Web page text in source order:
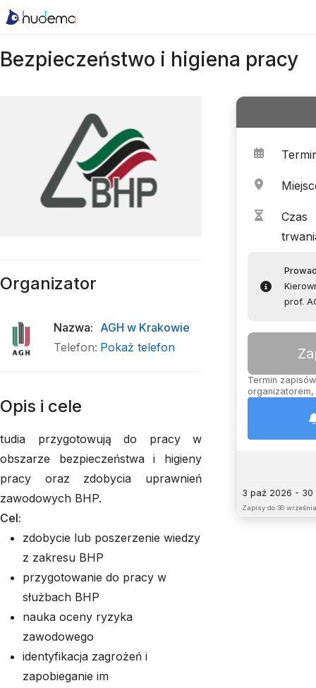
Bezpieczeństwo i higiena pracy
Czas
prof.
Termin
3 paź 2026 - 30
Zapisy do 30
Organizator
Nazwa: AGH w Krakowie
Telefon: Pokaż telefon
Opis i cele
tudia przygotowują do pracy w
obszarze bezpieczeństwa i higieny
pracy oraz zdobycia uprawnień
zawodowych BHP.
Cel:
zdobycie lub poszerzenie wiedzy
z zakresu BHP
przygotowanie do pracy w
służbach BHP
nauka oceny ryzyka
zawodowego
identyfikacja zagrożeń i
zapobieganie im